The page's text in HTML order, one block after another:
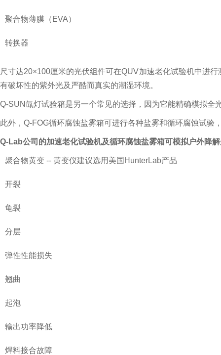
聚合物薄膜（EVA）
转换器
尺寸达20×100厘米的光伏组件可在QUV加速老化试验机中进
有破坏性的紫外光及严酷而真实的潮湿环境。
Q-SUN氙灯试验箱是另一个常见的选择，因为它能精确模拟
此外，Q-FOG循环腐蚀盐雾箱可进行各种盐雾和循环腐蚀试
Q-Lab公司的加速老化试验机及循环腐蚀盐雾箱可模拟户外降
聚合物黄变 -- 黄变仪建议选用美国HunterLab产品
开裂
龟裂
分层
弹性性能损失
翘曲
起泡
输出功率降低
焊料接合故障